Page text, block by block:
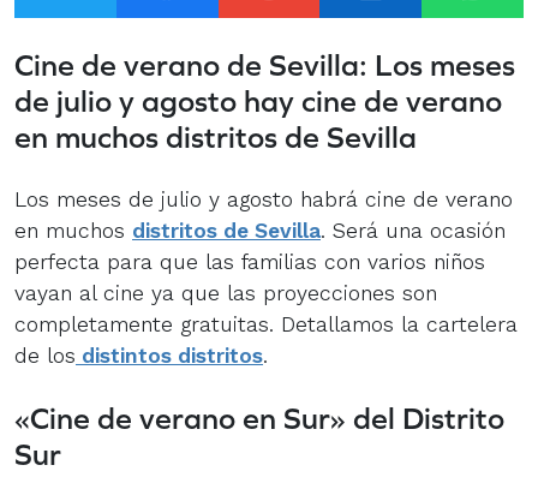
Cine de verano de Sevilla: Los meses
de julio y agosto hay cine de verano
en muchos distritos de Sevilla
Los meses de julio y agosto habrá cine de verano
en muchos distritos de Sevilla. Será una ocasión
perfecta para que las familias con varios niños
vayan al cine ya que las proyecciones son
completamente gratuitas. Detallamos la cartelera
de los distintos distritos.
«Cine de verano en Sur» del Distrito
Sur